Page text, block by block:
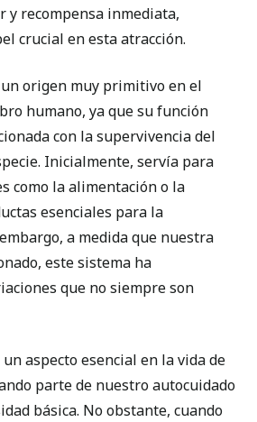
y recompensa inmediata,
crucial en esta atracción.
origen muy primitivo en el
humano, ya que su función
con la supervivencia del
Inicialmente, servía para
como la alimentación o la
esenciales para la
a medida que nuestra
este sistema ha
que no siempre son
aspecto esencial en la vida de
parte de nuestro autocuidado
básica. No obstante, cuando